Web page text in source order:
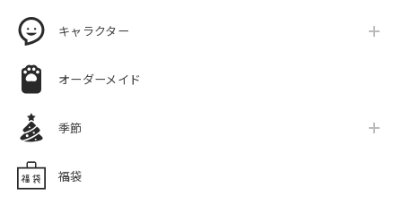
キャラクター
オーダーメイド
季節
福袋